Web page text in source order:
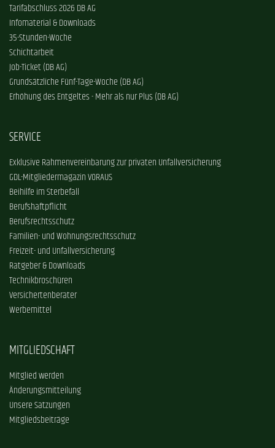
Tarifabschluss 2026 DB AG
Infomaterial & Downloads
35-Stunden-Woche
Schichtarbeit
Job-Ticket (DB AG)
Grundsätzliche Fünf-Tage-Woche (DB AG)
Erhöhung des Entgeltes - Mehr als nur Plus (DB AG)
SERVICE
Exklusive Rahmenvereinbarung zur privaten Unfallversicherung
GDL-Mitgliedermagazin VORAUS
Beihilfe im Sterbefall
Berufshaftpflicht
Berufsrechtsschutz
Familien- und Wohnungsrechtsschutz
Freizeit- und Unfallversicherung
Ratgeber & Downloads
Technikbroschüren
Versichertenberater
Werbemittel
MITGLIEDSCHAFT
Mitglied werden
Änderungsmitteilung
Unsere Satzungen
Mitgliedsbeiträge